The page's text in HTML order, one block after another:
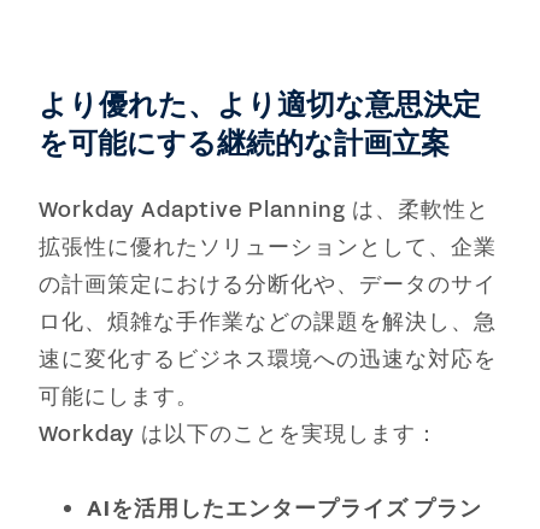
より優れた、より適切な意思決定
を可能にする継続的な計画立案
Workday Adaptive Planning は、柔軟性と
拡張性に優れたソリューションとして、企業
の計画策定における分断化や、データのサイ
ロ化、煩雑な手作業などの課題を解決し、急
速に変化するビジネス環境への迅速な対応を
可能にします。
Workday は以下のことを実現します：
AIを活用したエンタープライズ プラン